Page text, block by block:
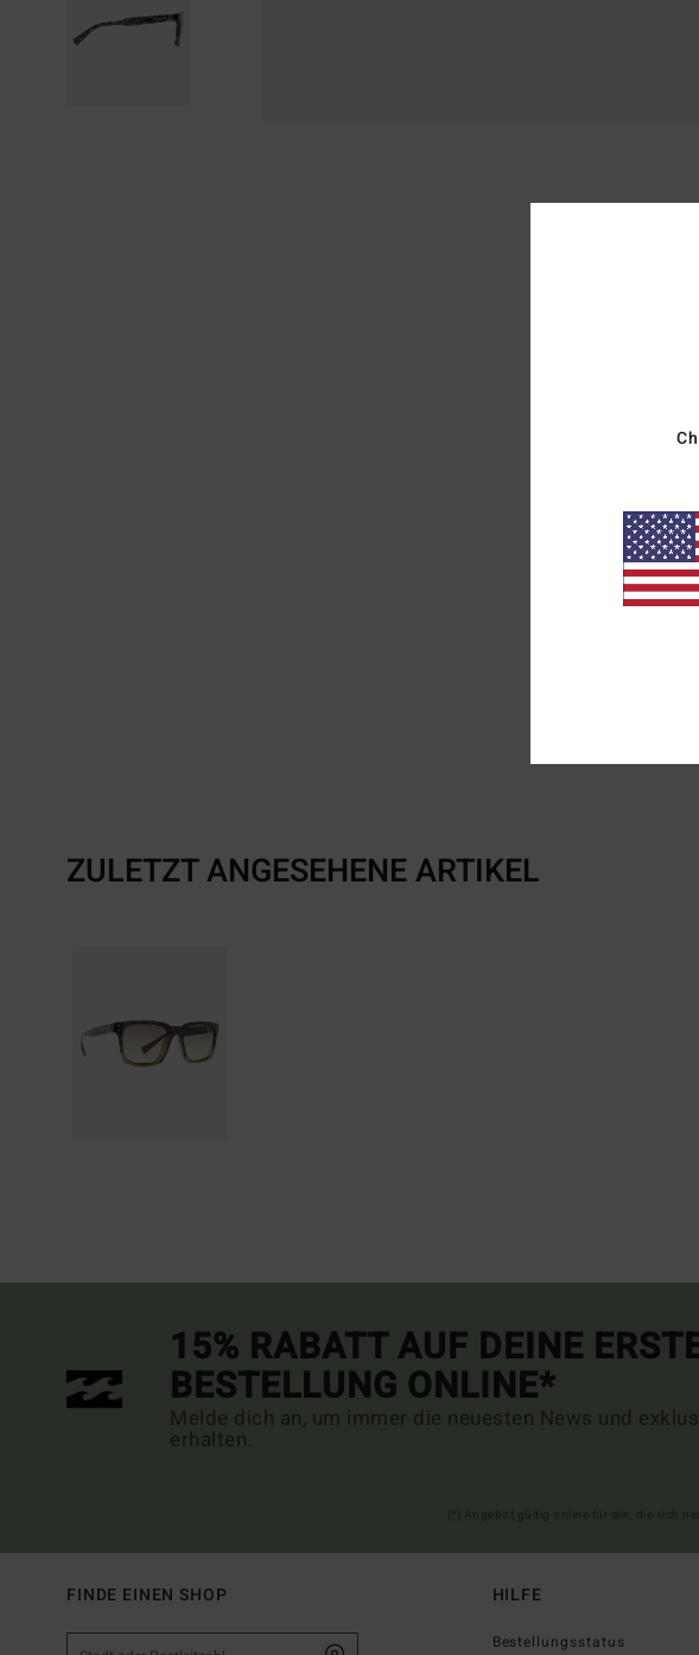
ZULETZT ANGESEHENE ARTIKEL
15% RABATT AUF DEINE
BESTELLUNG ONLINE*
Melde dich an, um immer die neuesten News und
erhalten.
FINDE EINEN SHOP HILFE
Bestellungsstatus